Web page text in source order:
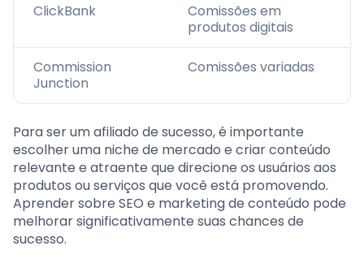
ClickBank
Comissões em
produtos digitais
Commission
Junction
Comissões variadas
Para ser um afiliado de sucesso, é importante
escolher uma niche de mercado e criar conteúdo
relevante e atraente que direcione os usuários aos
produtos ou serviços que você está promovendo.
Aprender sobre SEO e marketing de conteúdo pode
melhorar significativamente suas chances de
sucesso.